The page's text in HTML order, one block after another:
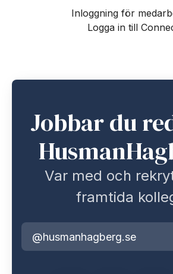
Inloggning för
Logga in till
Jobbar du
Var med och
framtida
@husmanhagberg.se